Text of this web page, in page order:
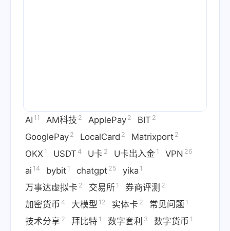
AI 11 AM科技 2 ApplePay 2 BIT 2
GooglePay 2 LocalCard 2 Matrixport 2
OKX 1 USDT 4 U卡 2 U卡出入金 1 VPN 26
ai 14 bybit 1 chatgpt 25 yika 1
万事达虚拟卡 2 交易所 1 券商评测 2
加密货币 4 大模型 12 实体卡 2 常见问题 1
技术分享 2 拜比特 1 数字套利 3 数字货币 1